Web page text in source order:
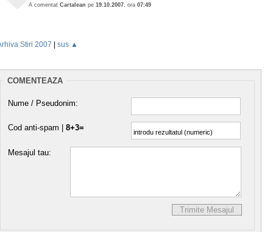
A comentat Cartalean pe 19.10.2007, ora 07:49
Stiri 2007 sus ▲
COMENTEAZA
Nume / Pseudonim:
Cod anti-spam | 8+3=
Mesajul tau: